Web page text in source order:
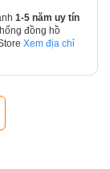
1-5 năm uy tín
đồng hồ
Xem địa chỉ